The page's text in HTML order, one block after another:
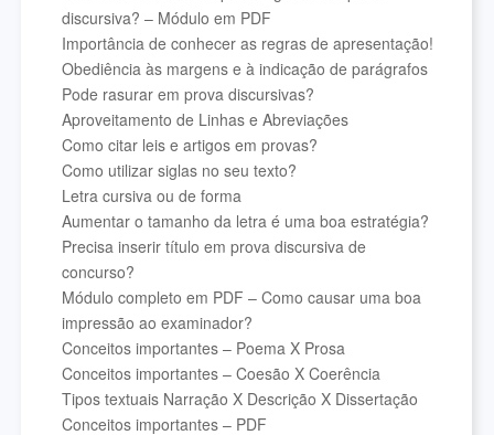
discursiva? – Módulo em PDF
Importância de conhecer as regras de apresentação!
Obediência às margens e à indicação de parágrafos
Pode rasurar em prova discursivas?
Aproveitamento de Linhas e Abreviações
Como citar leis e artigos em provas?
Como utilizar siglas no seu texto?
Letra cursiva ou de forma
Aumentar o tamanho da letra é uma boa estratégia?
Precisa inserir título em prova discursiva de
concurso?
Módulo completo em PDF – Como causar uma boa
impressão ao examinador?
Conceitos importantes – Poema X Prosa
Conceitos importantes – Coesão X Coerência
Tipos textuais Narração X Descrição X Dissertação
Conceitos importantes – PDF